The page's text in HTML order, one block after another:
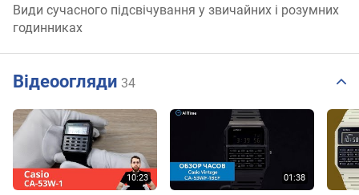
Види сучасного підсвічування у звичайних і розумних
годинниках
Відеоогляди 34